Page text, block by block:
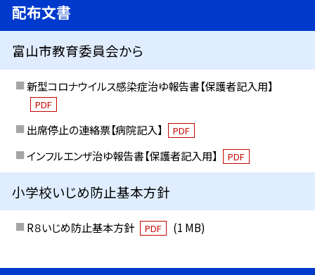
配布文書
富山市教育委員会から
新型コロナウイルス感染症治ゆ報告書【保護者記入用】
PDF
出席停止の連絡票【病院記入】 PDF
インフルエンザ治ゆ報告書【保護者記入用】 PDF
小学校いじめ防止基本方針
R８いじめ防止基本方針 PDF (1 MB)